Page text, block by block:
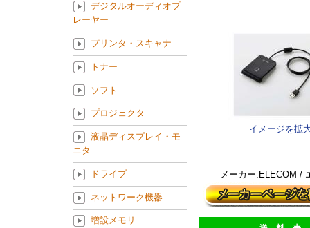
イメージを拡
メーカー:ELECOM /
デジタルオーディオプ
レーヤー
プリンタ・スキャナ
トナー
ソフト
プロジェクタ
液晶ディスプレイ・モ
ニタ
ドライブ
ネットワーク機器
増設メモリ